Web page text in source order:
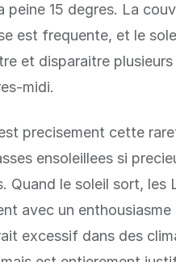
peine 15 degres. La
est frequente, et le
et disparaitre
midi.
precisement cette
ensoleillees si
Quand le soleil sort, les
avec un enthousiasme
excessif dans des